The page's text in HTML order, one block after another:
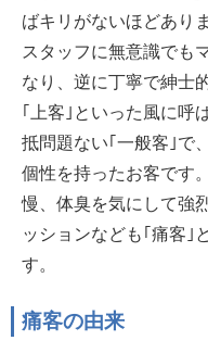
ばキリがないほどあり
スタッフに無意識でも
なり、逆に丁寧で紳士
｢上客｣といった風に呼
抵問題ない｢一般客｣で
個性を持ったお客です
慢、体臭を気にして強
ッションなども｢痛客｣
す。
痛客の由来